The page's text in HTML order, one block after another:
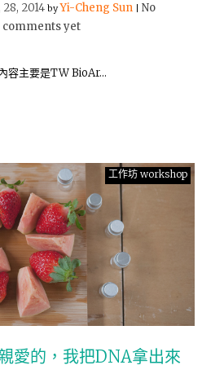
28, 2014 byYi-Cheng Sun
No
comments yet
容主要是TW BioAr…
工作坊 workshop
愛的，我把DNA拿出來